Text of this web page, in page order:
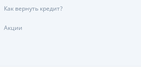
Как вернуть кредит?
Акции